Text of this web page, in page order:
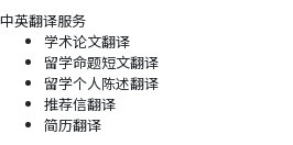
中英翻译服务
学术论文翻译
留学命题短文翻译
留学个人陈述翻译
推荐信翻译
简历翻译